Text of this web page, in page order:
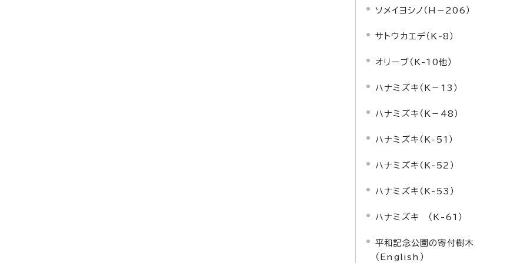
ソメイヨシノ（H－206）
サトウカエデ（K-8）
オリーブ（K-10他）
ハナミズキ（K－13）
ハナミズキ（K－48）
ハナミズキ（K-51）
ハナミズキ（K-52）
ハナミズキ（K-53）
ハナミズキ （K-61）
平和記念公園の寄付樹木
（English）